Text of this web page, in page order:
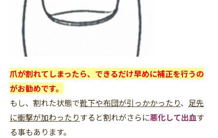
爪が割れてしまったら、できるだけ早めに補正を行うの
がお勧めです。
もし、割れた状態で靴下や布団が引っかかったり、 足先
に衝撃が加わったりすると割れがさらに悪化して出血す
る事もあります。